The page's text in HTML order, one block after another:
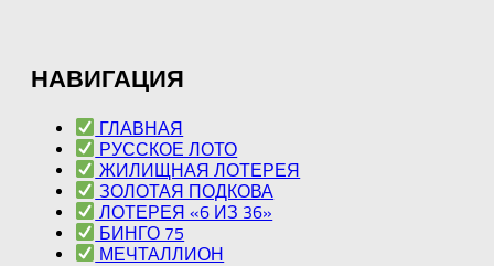
НАВИГАЦИЯ
ГЛАВНАЯ
РУССКОЕ ЛОТО
ЖИЛИЩНАЯ ЛОТЕРЕЯ
ЗОЛОТАЯ ПОДКОВА
ЛОТЕРЕЯ «6 ИЗ 36»
БИНГО 75
МЕЧТАЛЛИОН